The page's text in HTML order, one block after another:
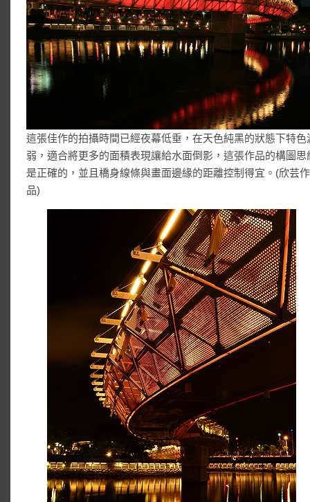
這張佳作的拍攝時間已經夜幕低垂，在天色純黑的狀態下特色
弱，適合將更多的面積表現讓給水面倒影，這張作品的構圖思
是正確的，並且橋身線條與畫面邊緣的距離控制得宜。(欣芸作
品)